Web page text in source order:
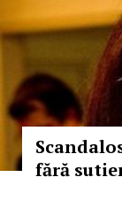
fără